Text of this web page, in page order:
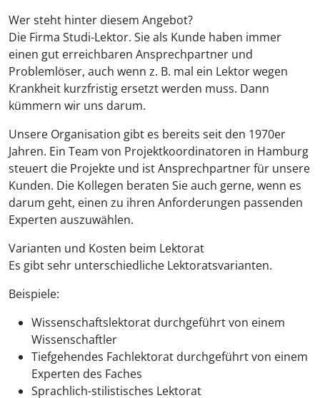
Wer steht hinter diesem Angebot?
Die Firma Studi-Lektor. Sie als Kunde haben immer
einen gut erreichbaren Ansprechpartner und
Problemlöser, auch wenn z. B. mal ein Lektor wegen
Krankheit kurzfristig ersetzt werden muss. Dann
kümmern wir uns darum.
Unsere Organisation gibt es bereits seit den 1970er
Jahren. Ein Team von Projektkoordinatoren in Hamburg
steuert die Projekte und ist Ansprechpartner für unsere
Kunden. Die Kollegen beraten Sie auch gerne, wenn es
darum geht, einen zu ihren Anforderungen passenden
Experten auszuwählen.
Varianten und Kosten beim Lektorat
Es gibt sehr unterschiedliche Lektoratsvarianten.
Beispiele:
Wissenschaftslektorat durchgeführt von einem
Wissenschaftler
Tiefgehendes Fachlektorat durchgeführt von einem
Experten des Faches
Sprachlich-stilistisches Lektorat